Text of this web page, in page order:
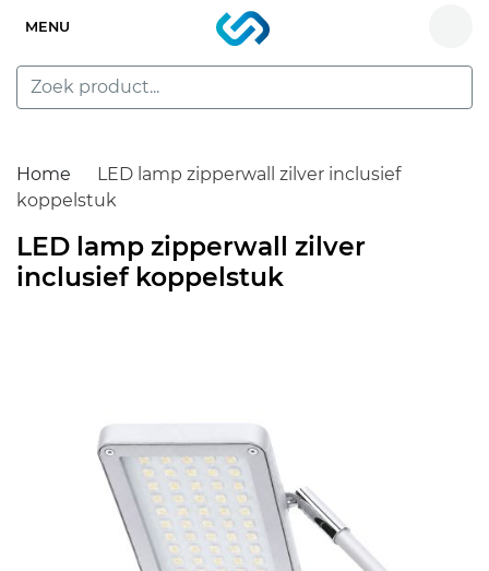
MENU
Home
LED lamp zipperwall zilver inclusief
koppelstuk
LED lamp zipperwall zilver
inclusief koppelstuk